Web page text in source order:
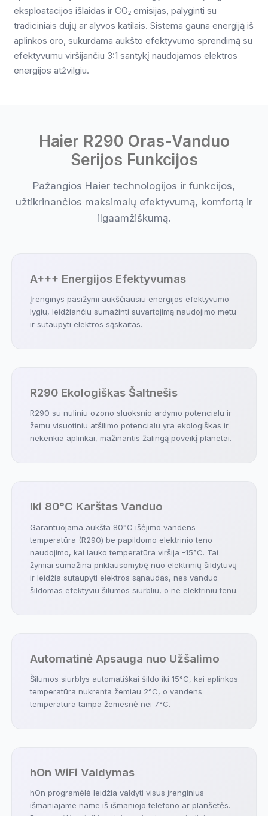
eksploatacijos išlaidas ir CO₂ emisijas, palyginti su
tradiciniais dujų ar alyvos katilais. Sistema gauna energiją iš
aplinkos oro, sukurdama aukšto efektyvumo sprendimą su
efektyvumu viršijančiu 3:1 santykį naudojamos elektros
energijos atžvilgiu.
Haier R290 Oras-Vanduo
Serijos Funkcijos
Pažangios Haier technologijos ir funkcijos,
užtikrinančios maksimalų efektyvumą, komfortą ir
ilgaamžiškumą.
A+++ Energijos Efektyvumas
Įrenginys pasižymi aukščiausiu energijos efektyvumo
lygiu, leidžiančiu sumažinti suvartojimą naudojimo metu
ir sutaupyti elektros sąskaitas.
R290 Ekologiškas Šaltnešis
R290 su nuliniu ozono sluoksnio ardymo potencialu ir
žemu visuotiniu atšilimo potencialu yra ekologiškas ir
nekenkia aplinkai, mažinantis žalingą poveikį planetai.
Iki 80°C Karštas Vanduo
Garantuojama aukšta 80°C išėjimo vandens
temperatūra (R290) be papildomo elektrinio teno
naudojimo, kai lauko temperatūra viršija -15°C. Tai
žymiai sumažina priklausomybę nuo elektrinių šildytuvų
ir leidžia sutaupyti elektros sąnaudas, nes vanduo
šildomas efektyviu šilumos siurbliu, o ne elektriniu tenu.
Automatinė Apsauga nuo Užšalimo
Šilumos siurblys automatiškai šildo iki 15°C, kai aplinkos
temperatūra nukrenta žemiau 2°C, o vandens
temperatūra tampa žemesnė nei 7°C.
hOn WiFi Valdymas
hOn programėlė leidžia valdyti visus įrenginius
išmaniajame name iš išmaniojo telefono ar planšetės.